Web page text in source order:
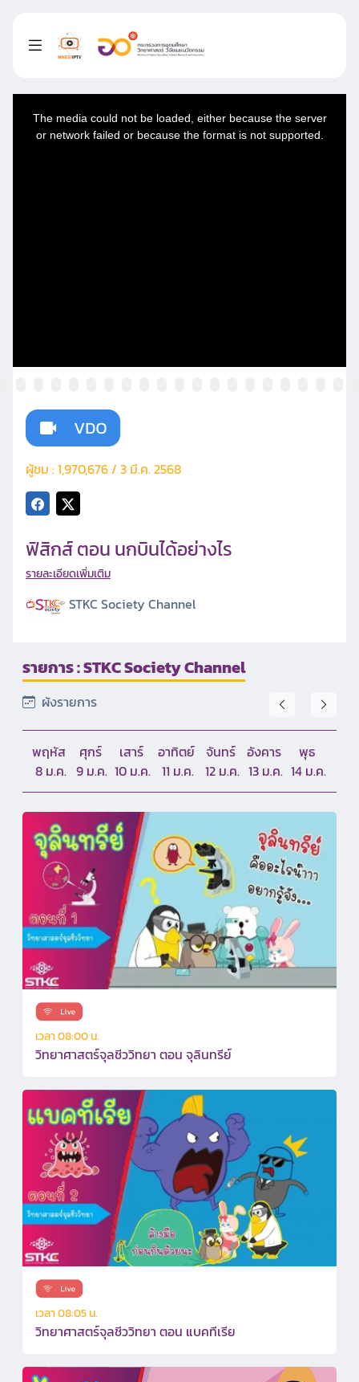
The media could not be loaded, either because the server
or network failed or because the format is not supported.
ผู้ชม : 1,970,676 / 3 มี.ค. 2568
ฟิสิกส์ ตอน นกบินได้อย่างไร
รายละเอียดเพิ่มเติม
STKC Society Channel
รายการ : STKC Society Channel
ผังรายการ
พฤหัส
15 ม.ค.
ศุกร์
16 ม.ค.
เสาร์
17 ม.ค.
อาทิตย์
18 ม.ค.
จันทร์
19 ม.ค.
อังคาร
20 ม.ค.
พุธ
21 ม.ค.
เวลา 08:00 น.
วิทยาศาสตร์จุลชีววิทยา ตอน จุลินทรีย์
เวลา 08:05 น.
วิทยาศาสตร์จุลชีววิทยา ตอน แบคทีเรีย